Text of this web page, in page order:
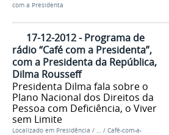
com a Presidenta
17-12-2012 - Programa de
rádio “Café com a Presidenta”,
com a Presidenta da República,
Dilma Rousseff
Presidenta Dilma fala sobre o
Plano Nacional dos Direitos da
Pessoa com Deficiência, o Viver
sem Limite
Localizado em Presidência / / Café-com-a-